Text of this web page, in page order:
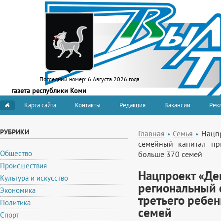
Последний номер: 6 Августа 2026 года
газета республики Коми
Карта сайта Контакты Редакция Вакансии
РУБРИКИ
Общество
Происшествия
Культура и искусство
Экономика
Политика
Спорт
Главная Семья
семейный капитал
больше 370 семей
Нацпроект
третьего
семей